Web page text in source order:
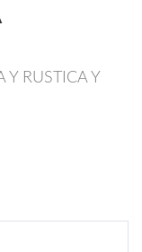
RUSTICA Y